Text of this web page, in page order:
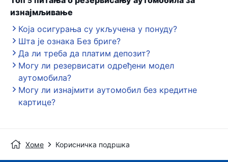
изнајмљивање
Која осигурања су укључена у понуду?
Шта је ознака Без бриге?
Да ли треба да платим депозит?
Могу ли резервисати одређени модел
аутомобила?
Могу ли изнајмити аутомобил без кредитне
картице?
Хоме Корисничка подршка